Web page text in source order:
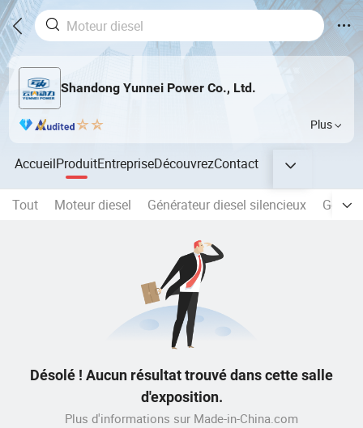
Shandong Yunnei Power Co., Ltd.
Plus
AccueilProduitEntrepriseDécouvrezContact
Tout Moteur diesel Générateur diesel silencieux
Désolé ! Aucun résultat trouvé dans cette salle
d'exposition.
Plus d'informations sur Made-in-China.com